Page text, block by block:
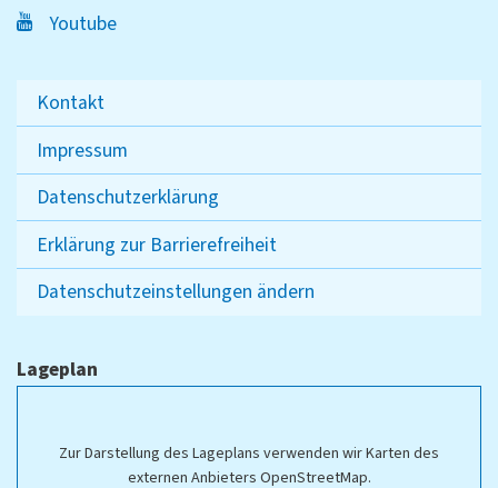
Youtube
Kontakt
Impressum
Datenschutzerklärung
Erklärung zur Barrierefreiheit
Datenschutzeinstellungen ändern
Lageplan
Zur Darstellung des Lageplans verwenden wir Karten des
externen Anbieters OpenStreetMap.